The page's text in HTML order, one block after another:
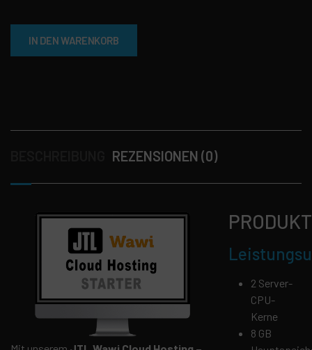
IN DEN WARENKORB
REZENSIONEN (0)
2 Server-
CPU-
Kerne
8 GB